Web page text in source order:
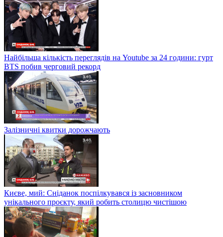
Найбільша кількість переглядів на Youtube за 24 години: гурт
BTS побив черговий рекорд
Залізничні квитки дорожчають
Києве, мий: Сніданок поспілкувався із засновником
унікального проєкту, який робить столицю чистішою